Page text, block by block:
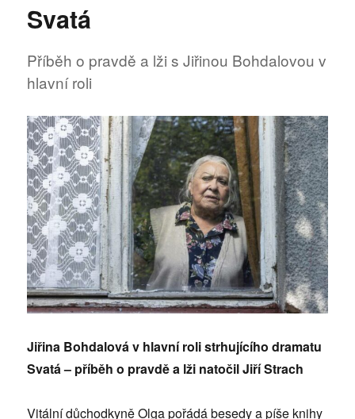
novou
Svatá
Příběh o pravdě a lži s Jiřinou Bohdalovou v
hlavní roli
Jiřina Bohdalová v hlavní roli strhujícího dramatu
Svatá – příběh o pravdě a lži natočil Jiří Strach
Vitální důchodkyně Olga pořádá besedy a píše knihy